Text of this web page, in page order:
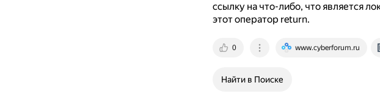
ссылку на что-либо, что является
этот оператор return.
0 www.cyberforum.ru
Найти в Поиске